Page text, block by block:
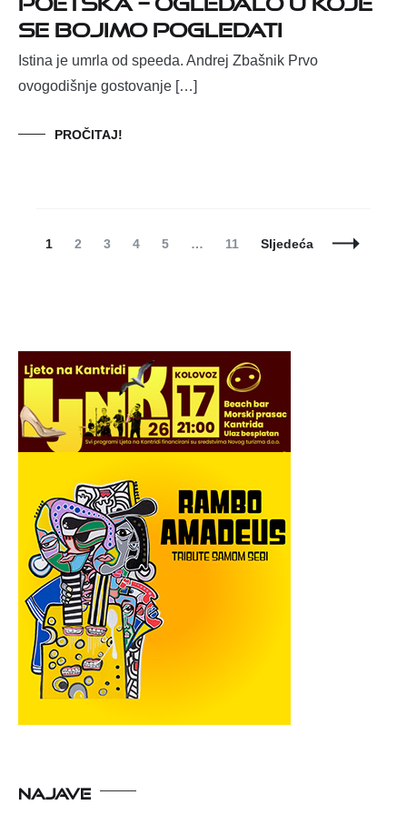
se bojimo pogledati
Istina je umrla od speeda. Andrej Zbašnik Prvo
ovogodišnje gostovanje […]
PROČITAJ!
Posts
Page
1 Page
2 Page
3 Page
4 Page
5 … Page
11 Sljedeća
NAJAVE